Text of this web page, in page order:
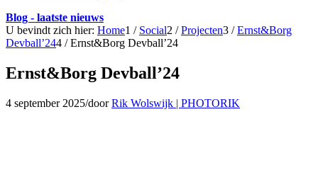
Blog - laatste nieuws
U bevindt zich hier: Home1 / Social2 / Projecten3 / Ernst&Borg
Devball’244 / Ernst&Borg Devball’24
Ernst&Borg Devball’24
4 september 2025/doorRik Wolswijk | PHOTORIK